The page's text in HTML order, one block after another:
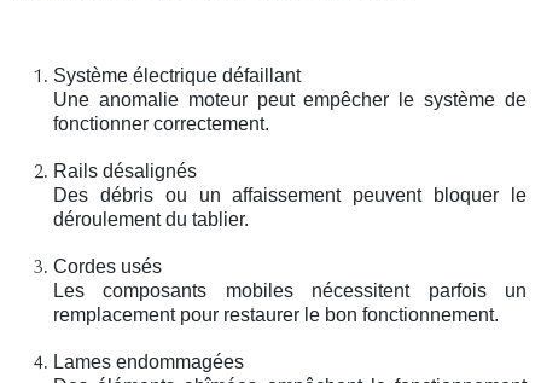
Système électrique défaillant
Une anomalie moteur peut empêcher le système de
fonctionner correctement.
Rails désalignés
Des débris ou un affaissement peuvent bloquer le
déroulement du tablier.
Cordes usés
Les composants mobiles nécessitent parfois un
remplacement pour restaurer le bon fonctionnement.
Lames endommagées